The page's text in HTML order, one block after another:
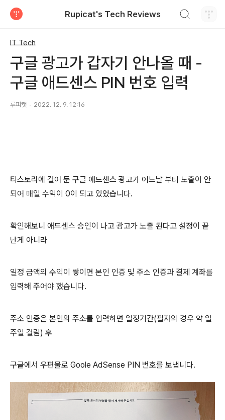
Rupicat's Tech Reviews
IT Tech
구글 광고가 갑자기 안나올 때 -
구글 애드센스 PIN 번호 입력
루피캣 2022. 12. 9. 12:16
티스토리에 걸어 둔 구글 애드센스 광고가 어느날 부터 노출이 안
되어 매일 수익이 0이 되고 있었습니다.
확인해보니 애드센스 승인이 나고 광고가 노출 된다고 설정이 끝
난게 아니라
일정 금액의 수익이 쌓이면 본인 인증 및 주소 인증과 결제 계좌를
입력해 주어야 했습니다.
주소 인증은 본인의 주소를 입력하면 일정기간(필자의 경우 약 일
주일 걸림) 후
구글에서 우편물로 Goole AdSense PIN 번호를 보냅니다.